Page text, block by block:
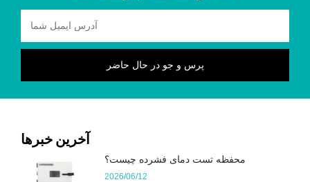
آخرین خبرها
محفظه تست دمای فشرده چیست؟
2026/06/12